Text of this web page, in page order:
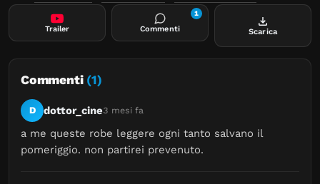
saranno chiamati ad impedirglielo, regalando ai loro piccoli
fan e a tutte le famiglie divertimento e tante sorprese.
Trailer Commenti
1
Scarica
Commenti (1)
D dottor_cine3 mesi fa
a me queste robe leggere ogni tanto salvano il
pomeriggio. non partirei prevenuto.